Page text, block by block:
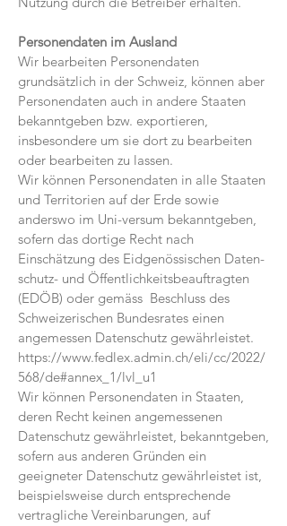
Personendaten im Ausland
Wir bearbeiten Personendaten
grundsätzlich in der Schweiz, können aber
Personendaten auch in andere Staaten
bekanntgeben bzw. exportieren,
insbesondere um sie dort zu bearbeiten
oder bearbeiten zu lassen.
Wir können Personendaten in alle Staaten
und Territorien auf der Erde sowie
anderswo im Uni-versum bekanntgeben,
sofern das dortige Recht nach
Einschätzung des Eidgenössischen Daten-
schutz- und Öffentlichkeitsbeauftragten
(EDÖB) oder gemäss Beschluss des
Schweizerischen Bundesrates einen
angemessen Datenschutz gewährleistet.
https://www.fedlex.admin.ch/eli/cc/2022/
568/de#annex_1/lvl_u1
Wir können Personendaten in Staaten,
deren Recht keinen angemessenen
Datenschutz gewährleistet, bekanntgeben,
sofern aus anderen Gründen ein
geeigneter Datenschutz gewährleistet ist,
beispielsweise durch entsprechende
vertragliche Vereinbarungen, auf